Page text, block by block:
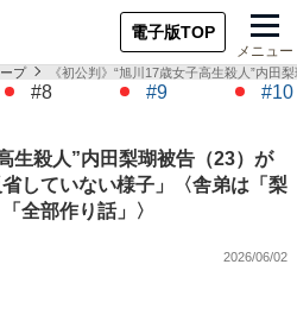
電子版TOP
メニュー
プ 《初公判》“旭川17歳女子高生殺人”内
#8 #9 #10
生殺人”内田梨瑚被告（23）が
していない様子」〈舎弟は「梨
全部作り話」〉
2026/06/02